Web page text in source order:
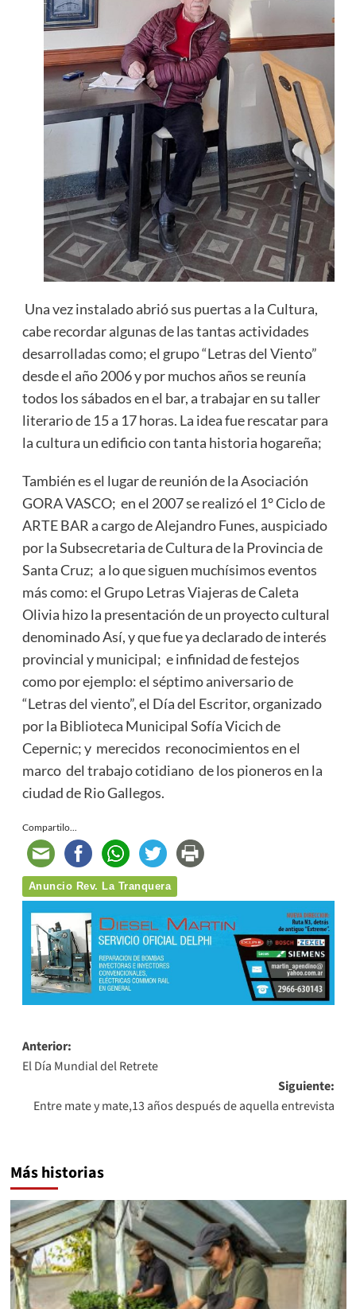
Una vez instalado abrió sus puertas a la Cultura,
cabe recordar algunas de las tantas actividades
desarrolladas como; el grupo “Letras del Viento”
desde el año 2006 y por muchos años se reunía
todos los sábados en el bar, a trabajar en su taller
literario de 15 a 17 horas. La idea fue rescatar para
la cultura un edificio con tanta historia hogareña;
También es el lugar de reunión de la Asociación
GORA VASCO; en el 2007 se realizó el 1° Ciclo de
ARTE BAR a cargo de Alejandro Funes, auspiciado
por la Subsecretaria de Cultura de la Provincia de
Santa Cruz; a lo que siguen muchísimos eventos
más como: el Grupo Letras Viajeras de Caleta
Olivia hizo la presentación de un proyecto cultural
denominado Así, y que fue ya declarado de interés
provincial y municipal; e infinidad de festejos
como por ejemplo: el séptimo aniversario de
“Letras del viento”, el Día del Escritor, organizado
por la Biblioteca Municipal Sofía Vicich de
Cepernic; y merecidos reconocimientos en el
marco del trabajo cotidiano de los pioneros en la
ciudad de Rio Gallegos.
Compartilo...
Anuncio Rev. La Tranquera
Navegación
de
entradas
Anterior:
El Día Mundial del Retrete
Siguiente:
Entre mate y mate,13 años después de aquella entrevista
Más historias